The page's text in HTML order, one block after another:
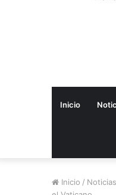
Inicio
Inicio / Noticias